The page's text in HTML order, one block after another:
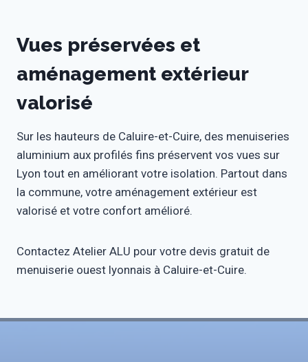
Vues préservées et
aménagement extérieur
valorisé
Sur les hauteurs de Caluire-et-Cuire, des menuiseries
aluminium aux profilés fins préservent vos vues sur
Lyon tout en améliorant votre isolation. Partout dans
la commune, votre aménagement extérieur est
valorisé et votre confort amélioré.
Contactez Atelier ALU pour votre devis gratuit de
menuiserie ouest lyonnais à Caluire-et-Cuire.